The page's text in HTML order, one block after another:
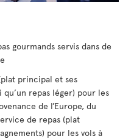
gourmands servis dans de
principal et ses
repas léger) pour les
de l’Europe, du
de repas (plat
pour les vols à